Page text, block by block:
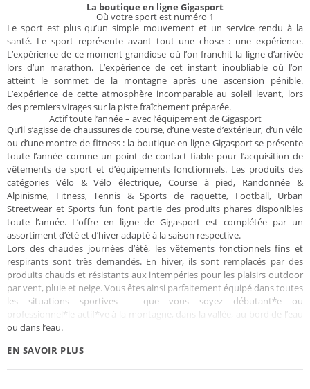
La boutique en ligne Gigasport
Où votre sport est numéro 1
Le sport est plus qu’un simple mouvement et un service rendu à la
santé. Le sport représente avant tout une chose : une expérience.
L’expérience de ce moment grandiose où l’on franchit la ligne d’arrivée
lors d’un marathon. L’expérience de cet instant inoubliable où l’on
atteint le sommet de la montagne après une ascension pénible.
L’expérience de cette atmosphère incomparable au soleil levant, lors
des premiers virages sur la piste fraîchement préparée.
Actif toute l’année – avec l’équipement de Gigasport
Qu’il s’agisse de chaussures de course, d’une veste d’extérieur, d’un vélo
ou d’une montre de fitness : la boutique en ligne Gigasport se présente
toute l’année comme un point de contact fiable pour l’acquisition de
vêtements de sport et d’équipements fonctionnels. Les produits des
catégories Vélo & Vélo électrique, Course à pied, Randonnée &
Alpinisme, Fitness, Tennis & Sports de raquette, Football, Urban
Streetwear et Sports fun font partie des produits phares disponibles
toute l’année. L’offre en ligne de Gigasport est complétée par un
assortiment d’été et d’hiver adapté à la saison respective.
Lors des chaudes journées d’été, les vêtements fonctionnels fins et
respirants sont très demandés. En hiver, ils sont remplacés par des
produits chauds et résistants aux intempéries pour les plaisirs outdoor
par vent, pluie et neige. Vous êtes ainsi parfaitement équipé dans toutes
les situations sportives – que vous soyez débutant*e ou
professionnel*le actif*ve à la montagne, dans la vallée, au bord de l’eau
ou dans l’eau.
EN SAVOIR PLUS